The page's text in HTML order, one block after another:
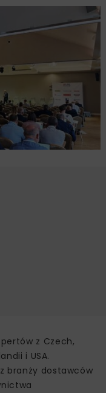
z Czech,
i USA.
branży dostawców